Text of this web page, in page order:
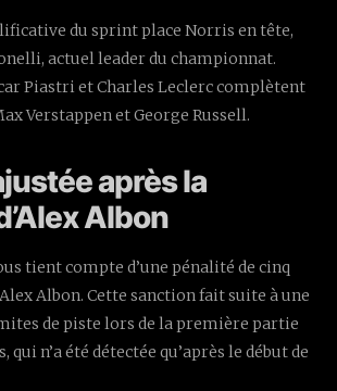
du sprint place Norris en tête,
actuel leader du championnat.
Piastri et Charles Leclerc complètent
Verstappen et George Russell.
après la
Albon
tient compte d’une pénalité de cinq
Albon. Cette sanction fait suite à une
de piste lors de la première partie
qui n’a été détectée qu’après le début de